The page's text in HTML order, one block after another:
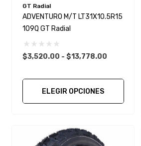
GT Radial
ADVENTURO M/T LT31X10.5R15
109Q GT Radial
$3,520.00 - $13,778.00
ELEGIR OPCIONES